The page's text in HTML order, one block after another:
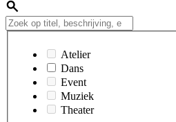
Atelier
Dans
Event
Muziek
Theater